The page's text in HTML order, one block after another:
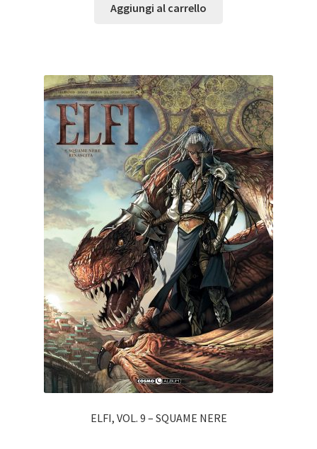
Aggiungi al carrello
ELFI, VOL. 9 – SQUAME NERE